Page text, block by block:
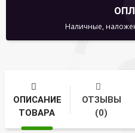
Наличные,
ОПИСАНИЕ
ТОВАРА
ОТЗЫВЫ
(0)